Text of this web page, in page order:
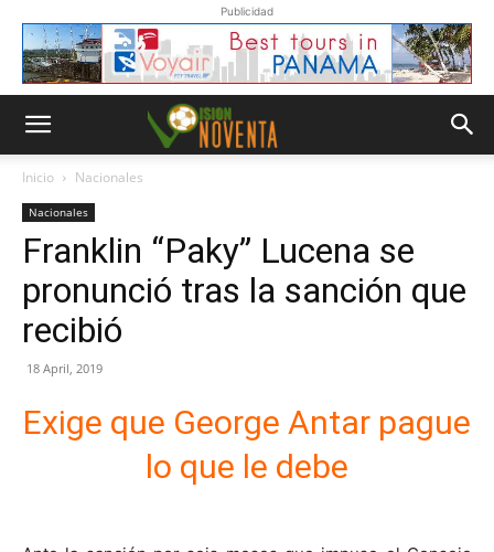
Publicidad
Inicio Nacionales
Nacionales
Franklin “Paky” Lucena se
pronunció tras la sanción que
recibió
18 April, 2019
Exige que George Antar pague
lo que le debe